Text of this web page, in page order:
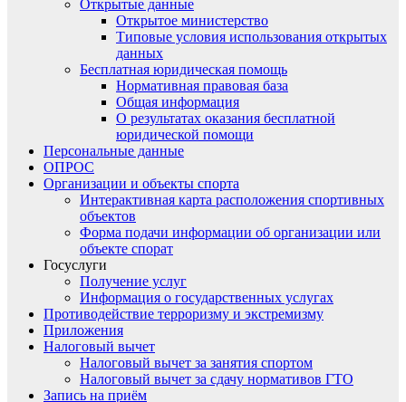
Открытые данные
Открытое министерство
Типовые условия использования открытых
данных
Бесплатная юридическая помощь
Нормативная правовая база
Общая информация
О результатах оказания бесплатной
юридической помощи
Персональные данные
ОПРОС
Организации и объекты спорта
Интерактивная карта расположения спортивных
объектов
Форма подачи информации об организации или
объекте спорат
Госуслуги
Получение услуг
Информация о государственных услугах
Противодействие терроризму и экстремизму
Приложения
Налоговый вычет
Налоговый вычет за занятия спортом
Налоговый вычет за сдачу нормативов ГТО
Запись на приём